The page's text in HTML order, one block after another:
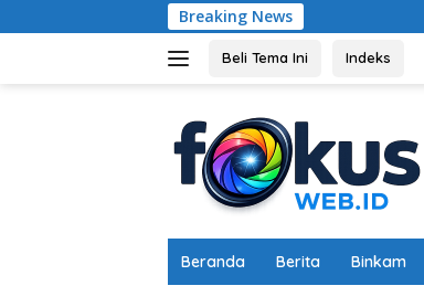
ke
Breaking News Polsek
Beli Tema Ini Indeks
Beranda Berita Binkam